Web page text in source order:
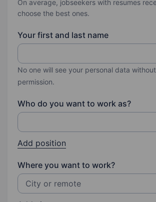
On average, jobseekers with resumes
choose the best ones.
Your first and last name
No one will see your personal data
permission.
Who do you want to work as?
Add position
Where you want to work?